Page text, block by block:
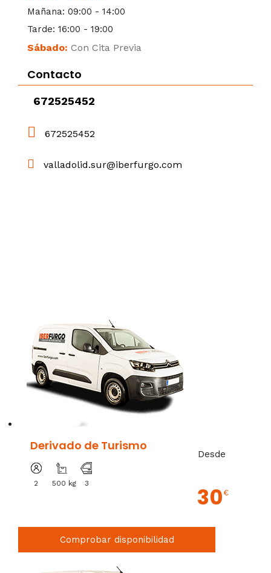
Mañana: 09:00 - 14:00
Tarde: 16:00 - 19:00
Sábado: Con Cita Previa
Contacto
672525452
672525452
valladolid.sur@iberfurgo.com
Derivado de Turismo
2 500 kg 3
Desde
30 €
Comprobar disponibilidad